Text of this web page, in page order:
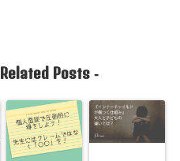
Related Posts-